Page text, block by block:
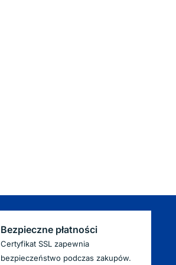
Bezpieczne płatności
Certyfikat SSL zapewnia
bezpieczeństwo podczas zakupów.